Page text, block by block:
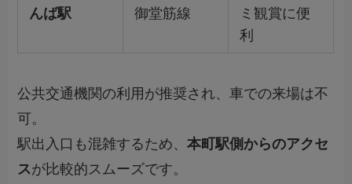
んば駅
御堂筋線
ミ観賞に便
利
公共交通機関の利用が推奨され、車での来場は不
可。
駅出入口も混雑するため、本町駅側からのアクセ
スが比較的スムーズです。